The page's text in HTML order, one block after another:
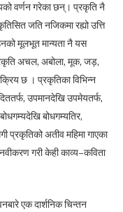
वर्णन गरेका छन्। प्रकृति नै
जति नजिकमा रह्यो उत्ति
मूलभूत मान्यता नै यस
अचल, अबोला, मूक, जड़,
छ । प्रकृतिका विभिन्न
उपमानदेखि उपमेयतर्फ,
बोधगम्यतिर,
प्रकृतिको अतीव महिमा गाएका
गरी केही काव्य–कविता
एक दार्शनिक चिन्तन